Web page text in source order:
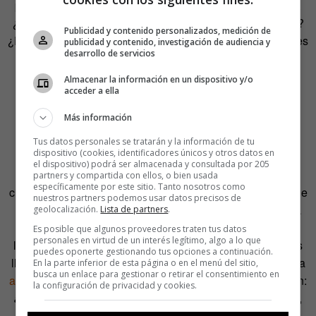
pedís unas cervezas y unas tapas de jamón, por ejemplo.
¿Por dónde agarrará el camarero el cuchillo para cortarlo?
¿Por el mango? Bueno, sí. Pero lo que sujeta en realidad es
elrecazo
Las cervezas ya están en la barra aguardándoos. Esa
deliciosa cerveza con su espumita blanca dispuesta a
mancharte el labio superior. Esa espumita que tiene un
nombre de origen alemán que esgiste.
¿Qué tal unos dados para animar la tarde? Si sacas un
cinco, ya puedes decir a tus amigos que a esa formación de
puntitos tan peculiar que te acaba de regalar el azar se la
llamaquincunce. Y ya puestos a tirarte el rollo en plan
léxico, explícales también que al signo inglés & que todos
llaman «el signo ese del inglés para decir «and»» se llama
ampersand. La palabreja viene, a su vez, de otra expresión:
and per se and, o lo que es lo mismo, «y por sí mismo, y»,
Publicidad y contenido personalizados, medición de
publicidad y contenido, investigación de audiencia y
desarrollo de servicios
Almacenar la información en un dispositivo y/o
acceder a ella
Más información
Tus datos personales se tratarán y la información de tu
dispositivo (cookies, identificadores únicos y otros datos en
el dispositivo) podrá ser almacenada y consultada por 205
partners y compartida con ellos, o bien usada
específicamente por este sitio. Tanto nosotros como
nuestros partners podemos usar datos precisos de
geolocalización. Lista de partners.
Es posible que algunos proveedores traten tus datos
personales en virtud de un interés legítimo, algo a lo que
puedes oponerte gestionando tus opciones a continuación.
En la parte inferior de esta página o en el menú del sitio,
busca un enlace para gestionar o retirar el consentimiento en
la configuración de privacidad y cookies.